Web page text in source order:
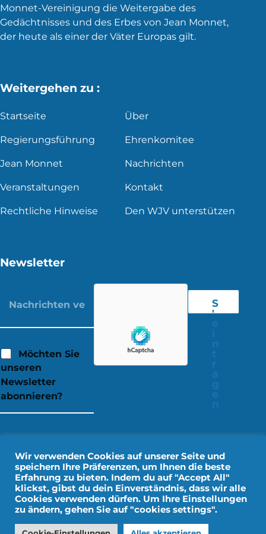
Monnet-Vereinigung die Weitergabe des
Gedächtnisses und des Erbes von Jean Monnet,
der heute als einer der Väter Europas gilt.
Weitergehen zu :
Startseite Über
Regierungsführung Ehrenkomitee
Jean Monnet Nachrichten
Veranstaltungen Kontakt
Rechtliche Hinweise Den WJV unterstützen
Newsletter
Möchten Sie
unseren
Newsletter
abonnieren?
S
'
Rechtliche Hinweise
Persönliche Daten
Wir verwenden Cookies auf unserer Seite und
speichern Ihre Präferenzen, um Ihnen die beste
Erfahrung zu bieten. Indem du auf "Accept All"
klickst, gibst du dein Einverständnis, dass wir alle
Cookies verwenden dürfen. Um Ihre Einstellungen
zu ändern, gehen Sie auf "cookies settings".